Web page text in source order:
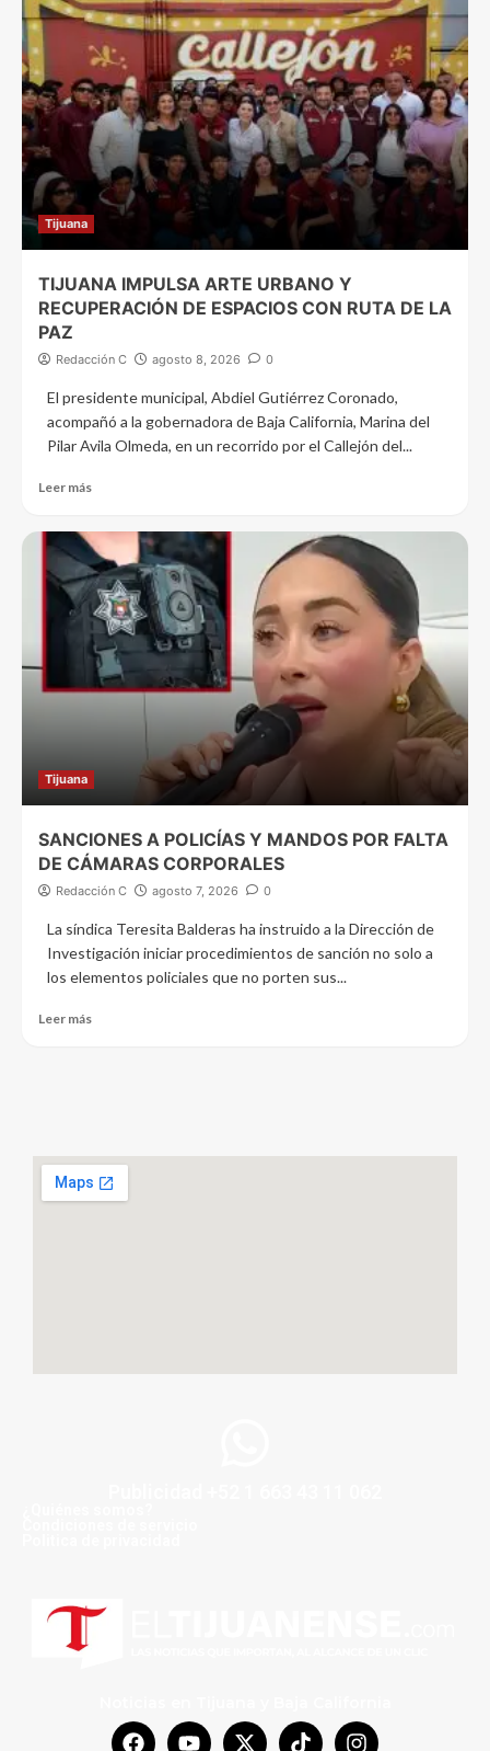
Tijuana
TIJUANA IMPULSA ARTE URBANO Y
RECUPERACIÓN DE ESPACIOS CON RUTA DE LA
PAZ
Redacción C agosto 8, 2026 0
El presidente municipal, Abdiel Gutiérrez Coronado,
acompañó a la gobernadora de Baja California, Marina del
Pilar Avila Olmeda, en un recorrido por el Callejón del...
Leer más
Tijuana
SANCIONES A POLICÍAS Y MANDOS POR FALTA
DE CÁMARAS CORPORALES
Redacción C agosto 7, 2026 0
La síndica Teresita Balderas ha instruido a la Dirección de
Investigación iniciar procedimientos de sanción no solo a
los elementos policiales que no porten sus...
Leer más